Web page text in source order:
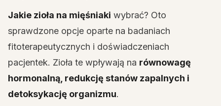
Jakie zioła na mięśniaki wybrać? Oto
sprawdzone opcje oparte na badaniach
fitoterapeutycznych i doświadczeniach
pacjentek. Zioła te wpływają na równowagę
hormonalną, redukcję stanów zapalnych i
detoksykację organizmu.